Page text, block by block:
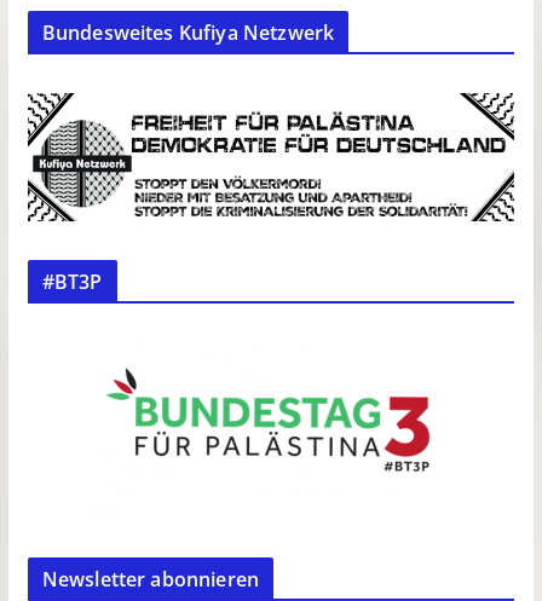
Bundesweites Kufiya Netzwerk
#BT3P
Newsletter abonnieren